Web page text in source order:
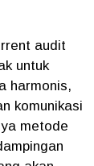
audit
untuk
harmonis,
komunikasi
metode